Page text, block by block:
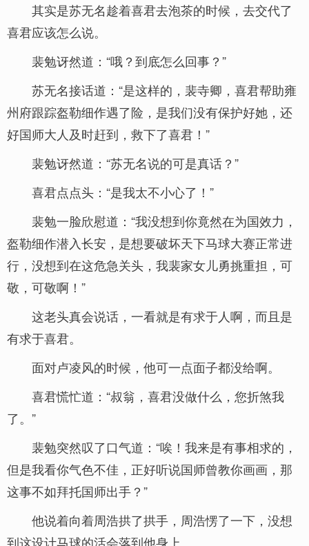
其实是苏无名趁着喜君去泡茶的时候，去交代了
喜君应该怎么说。
裴勉讶然道：“哦？到底怎么回事？”
苏无名接话道：“是这样的，裴寺卿，喜君帮助雍
州府跟踪盔勒细作遇了险，是我们没有保护好她，还
好国师大人及时赶到，救下了喜君！”
裴勉讶然道：“苏无名说的可是真话？”
喜君点点头：“是我太不小心了！”
裴勉一脸欣慰道：“我没想到你竟然在为国效力，
盔勒细作潜入长安，是想要破坏天下马球大赛正常进
行，没想到在这危急关头，我裴家女儿勇挑重担，可
敬，可敬啊！”
这老头真会说话，一看就是有求于人啊，而且是
有求于喜君。
面对卢凌风的时候，他可一点面子都没给啊。
喜君慌忙道：“叔翁，喜君没做什么，您折煞我
了。”
裴勉突然叹了口气道：“唉！我来是有事相求的，
但是我看你气色不佳，正好听说国师曾教你画画，那
这事不如拜托国师出手？”
他说着向着周浩拱了拱手，周浩愣了一下，没想
到这设计马球的活会落到他身上。